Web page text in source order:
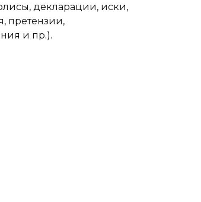
декларации, иски,
претензии,
и пр.).